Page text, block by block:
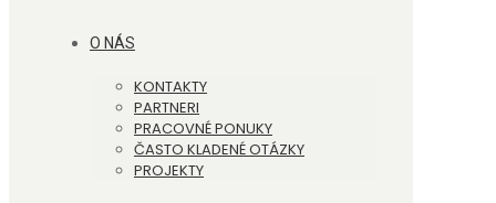
O NÁS
KONTAKTY
PARTNERI
PRACOVNÉ PONUKY
ČASTO KLADENÉ OTÁZKY
PROJEKTY